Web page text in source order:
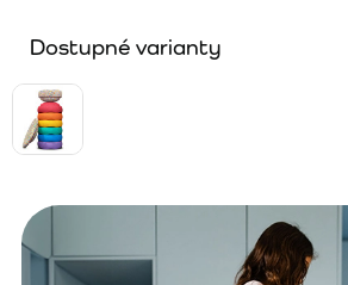
Dostupné varianty